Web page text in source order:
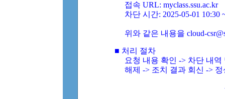
접속 URL: myclass.ssu.ac.kr
차단 시간: 2025-05-01 10:30
위와 같은 내용을 cloud-
■ 처리 절차
요청 내용 확인 -> 차단 내
해제 -> 조치 결과 회신 ->